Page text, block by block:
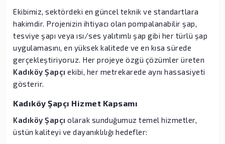
Ekibimiz, sektördeki en güncel teknik ve standartlara
hakimdir. Projenizin ihtiyacı olan pompalanabilir şap,
tesviye şapı veya ısı/ses yalıtımlı şap gibi her türlü şap
uygulamasını, en yüksek kalitede ve en kısa sürede
gerçekleştiriyoruz. Her projeye özgü çözümler üreten
Kadıköy Şapçı ekibi, her metrekarede aynı hassasiyeti
gösterir.
Kadıköy Şapçı Hizmet Kapsamı
Kadıköy Şapçı olarak sunduğumuz temel hizmetler,
üstün kaliteyi ve dayanıklılığı hedefler: